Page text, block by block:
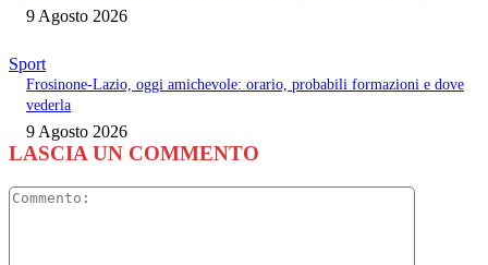
9 Agosto 2026
Sport
Frosinone-Lazio, oggi amichevole: orario, probabili formazioni e dove
vederla
9 Agosto 2026
LASCIA UN COMMENTO